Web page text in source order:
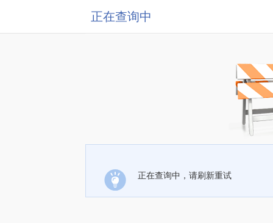
正在查询中
正在查询中，请刷新重试